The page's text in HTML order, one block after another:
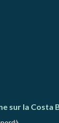
sur la Costa